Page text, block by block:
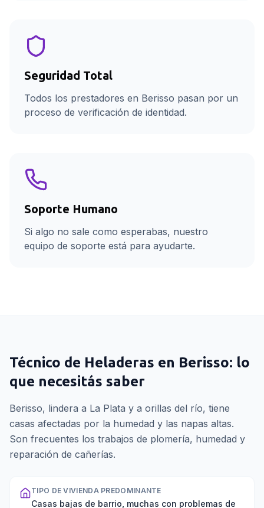
Seguridad Total
Todos los prestadores en Berisso pasan por un
proceso de verificación de identidad.
Soporte Humano
Si algo no sale como esperabas, nuestro
equipo de soporte está para ayudarte.
Técnico de Heladeras en Berisso: lo
que necesitás saber
Berisso, lindera a La Plata y a orillas del río, tiene
casas afectadas por la humedad y las napas altas.
Son frecuentes los trabajos de plomería, humedad y
reparación de cañerías.
TIPO DE VIVIENDA PREDOMINANTE
Casas bajas de barrio, muchas con problemas de